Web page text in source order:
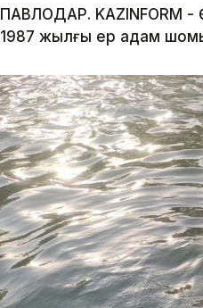
ПАВЛОДАР. KAZINFORM -
1987 жылғы ер адам